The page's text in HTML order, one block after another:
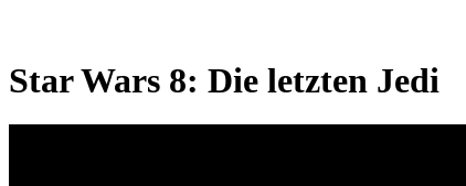
Star Wars 8: Die letzten Jedi